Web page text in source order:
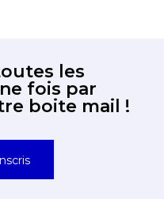
les
fois par
boite mail !